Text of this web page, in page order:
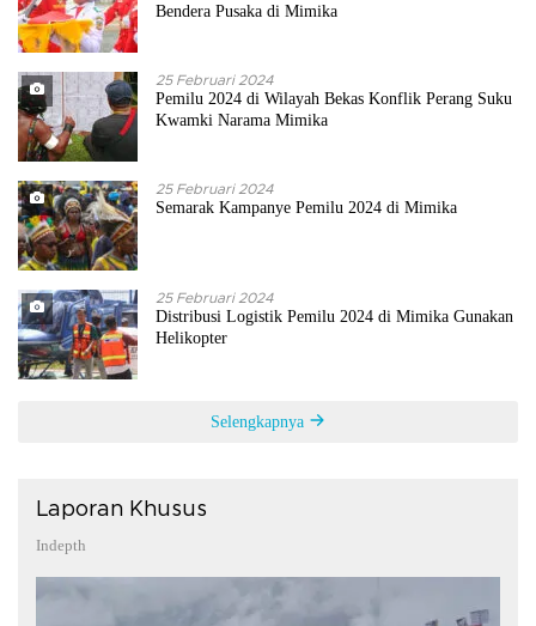
Bendera Pusaka di Mimika
25 Februari 2024
Pemilu 2024 di Wilayah Bekas Konflik Perang Suku
Kwamki Narama Mimika
25 Februari 2024
Semarak Kampanye Pemilu 2024 di Mimika
25 Februari 2024
Distribusi Logistik Pemilu 2024 di Mimika Gunakan
Helikopter
Selengkapnya
Laporan Khusus
Indepth